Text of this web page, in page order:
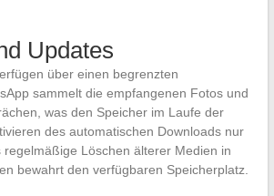
Updates
über einen begrenzten
sammelt die empfangenen Fotos und
was den Speicher im Laufe der
des automatischen Downloads nur
regelmäßige Löschen älterer Medien in
bewahrt den verfügbaren Speicherplatz.